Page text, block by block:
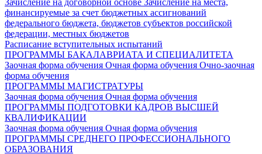
финансируемые за счет бюджетных ассигнований
федерального бюджета, бюджетов субъектов российской
федерации, местных бюджетов
Расписание вступительных испытаний
ПРОГРАММЫ БАКАЛАВРИАТА И СПЕЦИАЛИТЕТА
Заочная форма обучения Очная форма обучения Очно-заочная
форма обучения
ПРОГРАММЫ МАГИСТРАТУРЫ
Заочная форма обучения Очная форма обучения
ПРОГРАММЫ ПОДГОТОВКИ КАДРОВ ВЫСШЕЙ
КВАЛИФИКАЦИИ
Заочная форма обучения Очная форма обучения
ПРОГРАММЫ СРЕДНЕГО ПРОФЕССИОНАЛЬНОГО
ОБРАЗОВАНИЯ